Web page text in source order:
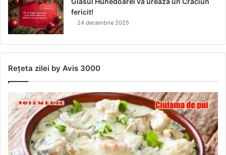
fericit!
24 decembrie 2025
Rețeta zilei by Avis 3000